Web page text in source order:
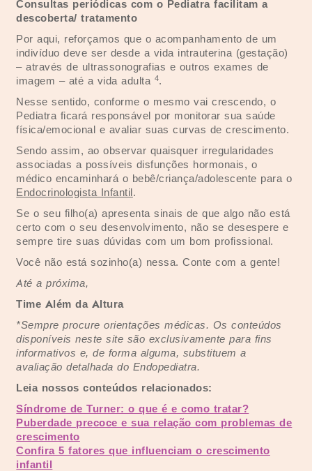
Consultas periódicas com o Pediatra facilitam a
descoberta/ tratamento
Por aqui, reforçamos que o acompanhamento de um
indivíduo deve ser desde a vida intrauterina (gestação)
– através de ultrassonografias e outros exames de
imagem – até a vida adulta 4.
Nesse sentido, conforme o mesmo vai crescendo, o
Pediatra ficará responsável por monitorar sua saúde
física/emocional e avaliar suas curvas de crescimento.
Sendo assim, ao observar quaisquer irregularidades
associadas a possíveis disfunções hormonais, o
médico encaminhará o bebê/criança/adolescente para o
Endocrinologista Infantil.
Se o seu filho(a) apresenta sinais de que algo não está
certo com o seu desenvolvimento, não se desespere e
sempre tire suas dúvidas com um bom profissional.
Você não está sozinho(a) nessa. Conte com a gente!
Até a próxima,
Time Além da Altura
*Sempre procure orientações médicas. Os conteúdos
disponíveis neste site são exclusivamente para fins
informativos e, de forma alguma, substituem a
avaliação detalhada do Endopediatra.
Leia nossos conteúdos relacionados:
Síndrome de Turner: o que é e como tratar?
Puberdade precoce e sua relação com problemas de
crescimento
Confira 5 fatores que influenciam o crescimento
infantil